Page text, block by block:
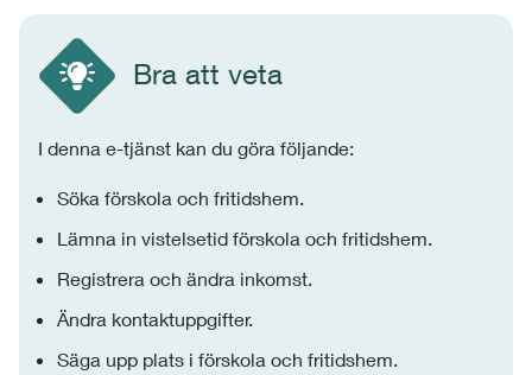
Bra att veta
I denna e-tjänst kan du göra följande:
Söka förskola och fritidshem.
Lämna in vistelsetid förskola och fritidshem.
Registrera och ändra inkomst.
Ändra kontaktuppgifter.
Säga upp plats i förskola och fritidshem.